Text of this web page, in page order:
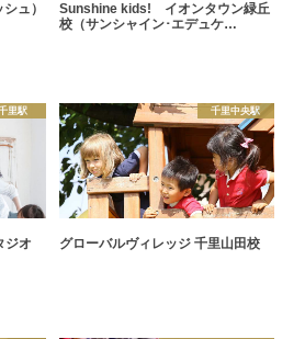
ュ）
Sunshine kids! イオンタウン緑丘
校（サンシャイン･エデュケ…
里駅
ジオ
千里中央駅
グローバルヴィレッジ 千里山田校